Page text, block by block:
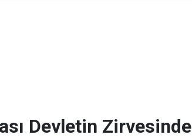
Devletin Zirvesinde